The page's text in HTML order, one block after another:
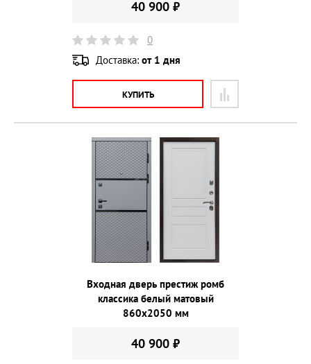
40 900 ₽
0
Доставка: от 1 дня
КУПИТЬ
Входная дверь престиж ромб
классика белый матовый
860х2050 мм
40 900 ₽